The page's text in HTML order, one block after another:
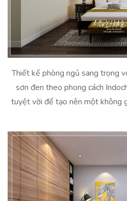
Thiết kế phòng ngủ sang trọng
sơn đen theo phong cách
tuyệt vời để tạo nên một không